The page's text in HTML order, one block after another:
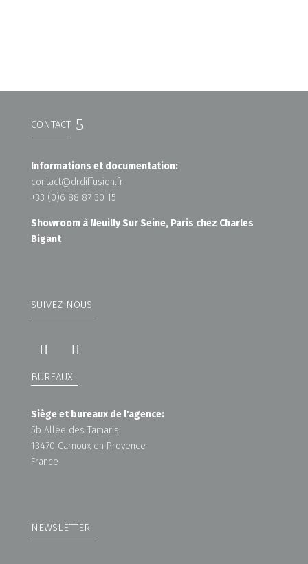
CONTACT
Informations et documentation:
contact@drdiffusion.fr
+33 (0)6 88 87 30 15
Showroom à Neuilly Sur Seine, Paris chez Charles
Bigant
SUIVEZ-NOUS
BUREAUX
Siège et bureaux de l'agence:
5b Allée des Tamaris
13470 Carnoux en Provence
France
NEWSLETTER